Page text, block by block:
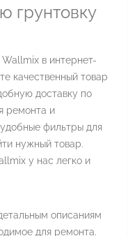
грунтовку
в интернет-
качественный товар
доставку по
ремонта и
фильтры для
нужный товар.
у нас легко и
описаниям
для ремонта.